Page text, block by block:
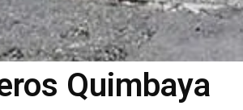
Quimbaya